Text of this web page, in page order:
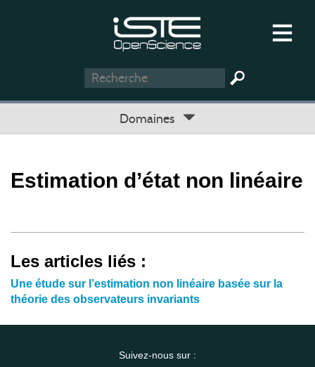
Domaines
Estimation d’état non linéaire
Les articles liés :
Une étude sur l’estimation non linéaire basée sur la
théorie des observateurs invariants
Suivez-nous sur :